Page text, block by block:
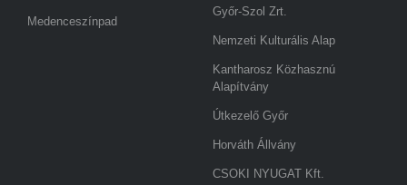
Medenceszínpad
Győr-Szol Zrt.
Nemzeti Kulturális Alap
Kantharosz Közhasznú
Alapítvány
Útkezelő Győr
Horváth Állvány
CSOKI NYUGAT Kft.